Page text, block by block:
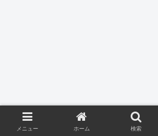
メニュー ホーム 検索